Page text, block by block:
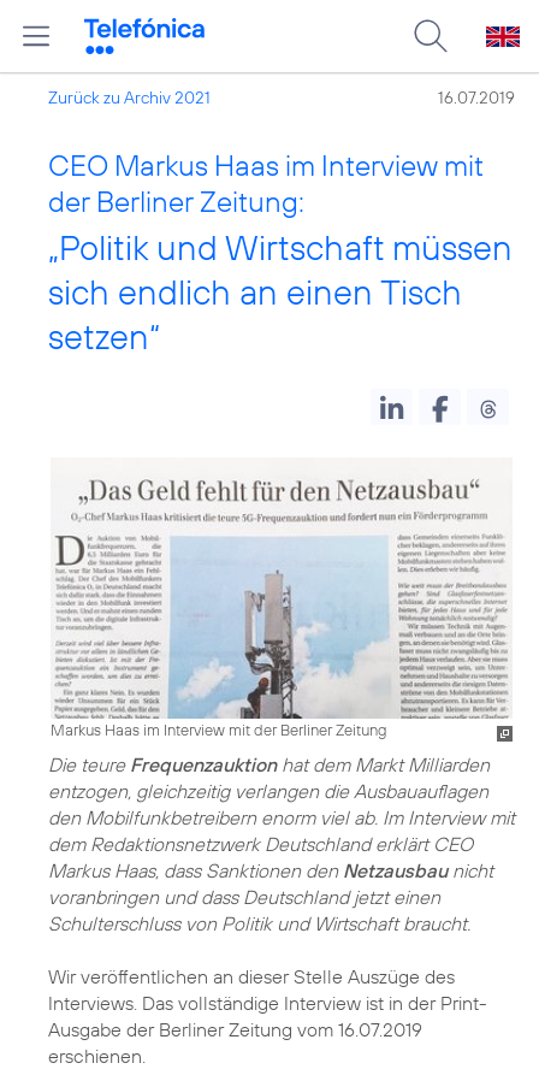
Zurück zu Archiv 2021 16.07.2019
CEO Markus Haas im Interview mit
der Berliner Zeitung:
„Politik und Wirtschaft müssen
sich endlich an einen Tisch
setzen“
Markus Haas im Interview mit der Berliner Zeitung
Die teure Frequenzauktion hat dem Markt Milliarden
entzogen, gleichzeitig verlangen die Ausbauauflagen
den Mobilfunkbetreibern enorm viel ab. Im Interview mit
dem Redaktionsnetzwerk Deutschland erklärt CEO
Markus Haas, dass Sanktionen den Netzausbau nicht
voranbringen und dass Deutschland jetzt einen
Schulterschluss von Politik und Wirtschaft braucht.
Wir veröffentlichen an dieser Stelle Auszüge des
Interviews. Das vollständige Interview ist in der Print-
Ausgabe der Berliner Zeitung vom 16.07.2019
erschienen.